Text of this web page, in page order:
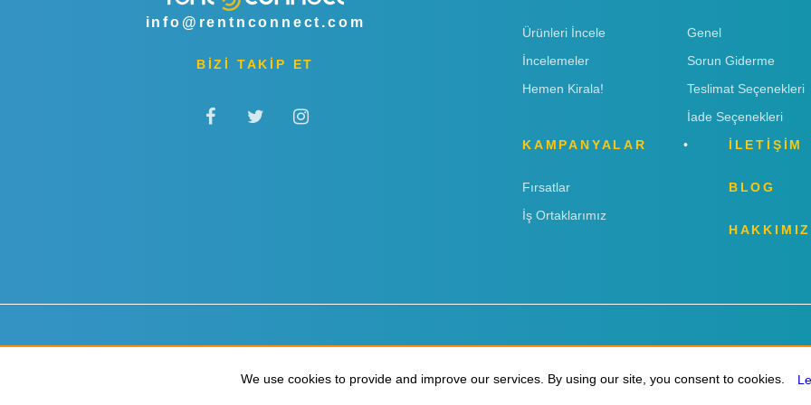
info@rentnconnect.com
BİZİ TAKİP ET
Ürünleri İncele
İncelemeler
Hemen Kirala!
Genel
Sorun Giderme
Teslimat Seçenekleri
İade Seçenekleri
KAMPANYALAR
Fırsatlar
İş Ortaklarımız
İLETİŞİM
BLOG
We use cookies to provide and improve our services. By using our site, you consent to cookies.
We use cookies to provide and improve our services. By using our site, you consent to cookies.